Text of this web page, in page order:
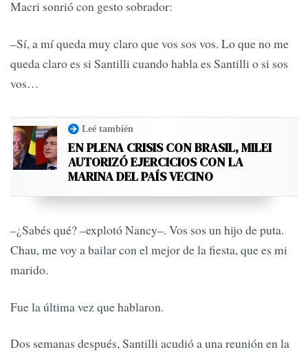
Macri sonrió con gesto sobrador:
–Sí, a mí queda muy claro que vos sos vos. Lo que no me
queda claro es si Santilli cuando habla es Santilli o si sos
vos…
Leé también
EN PLENA CRISIS CON BRASIL, MILEI
AUTORIZÓ EJERCICIOS CON LA
MARINA DEL PAÍS VECINO
–¿Sabés qué? –explotó Nancy–. Vos sos un hijo de puta.
Chau, me voy a bailar con el mejor de la fiesta, que es mi
marido.
Fue la última vez que hablaron.
Dos semanas después, Santilli acudió a una reunión en la